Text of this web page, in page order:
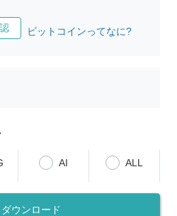
ビットコインってなに?
AI ALL
ダウンロード